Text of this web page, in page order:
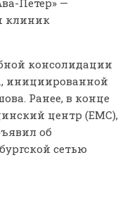
клиник
консолидации
инициированной
Ранее, в конце
центр (ЕМС),
об
сетью